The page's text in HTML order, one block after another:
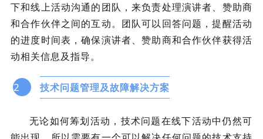
下和线上活动沟通的团队，来负责处理演讲者、赞助商
和合作伙伴之间的互动。团队可以回答问题，提醒活动
的进度时间表，确保演讲者、赞助商和合作伙伴获得活
动相关信息及指导。
2 技术问题管理及故障解决方案
无论如何筹划活动，技术问题在线下活动中仍然可